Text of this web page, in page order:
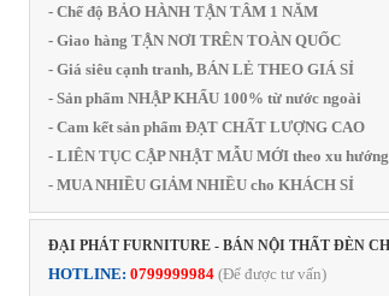
- Chế độ BẢO HÀNH TẬN TÂM 1 NĂM
- Giao hàng TẬN NƠI TRÊN TOÀN QUỐC
- Giá siêu cạnh tranh, BÁN LẺ THEO GIÁ SỈ
- Sản phẩm NHẬP KHẨU 100% từ nước ngoài
- Cam kết sản phẩm ĐẠT CHẤT LƯỢNG CAO
- LIÊN TỤC CẬP NHẬT MẪU MỚI theo xu hướng
- MUA NHIỀU GIẢM NHIỀU cho KHÁCH SỈ
ĐẠI PHÁT FURNITURE - BÁN NỘI THẤT ĐÈN
HOTLINE:0799999984 (Để được tư vấn)